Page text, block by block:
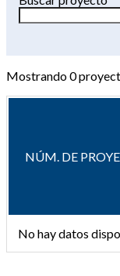
Mostrando0
NÚM. DE
No hay datos